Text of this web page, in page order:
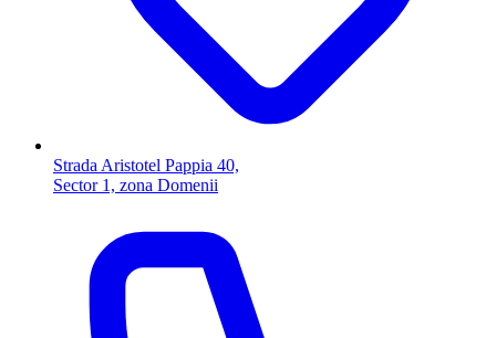
Strada Aristotel Pappia 40,
Sector 1, zona Domenii